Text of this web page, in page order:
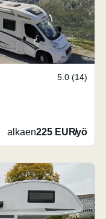
5.0 (14)
alkaen225 EUR/yö